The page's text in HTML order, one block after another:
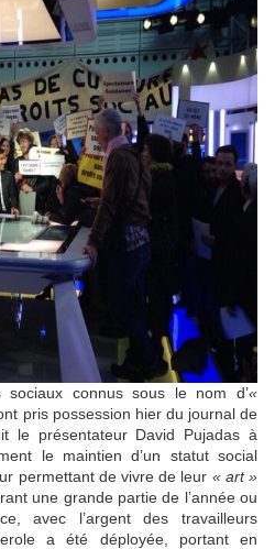
sociaux connus sous le nom d’«
pris possession hier du journal de
le présentateur David Pujadas à
le maintien d’un statut social
permettant de vivre de leur « art »
une grande partie de l’année ou
avec l’argent des travailleurs
a été déployée, portant en